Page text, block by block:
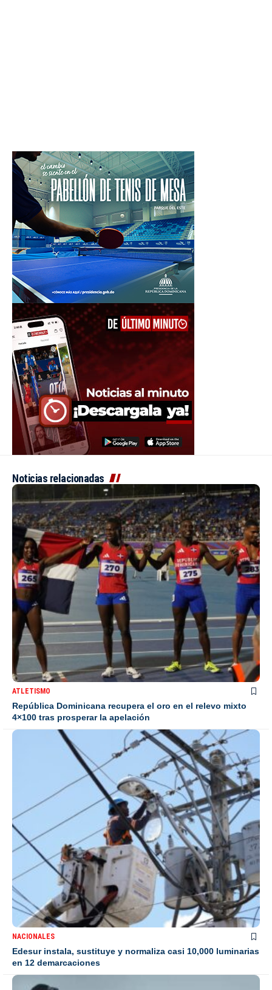
Noticias relacionadas
ATLETISMO
República Dominicana recupera el oro en el relevo mixto
4×100 tras prosperar la apelación
NACIONALES
Edesur instala, sustituye y normaliza casi 10,000 luminarias
en 12 demarcaciones